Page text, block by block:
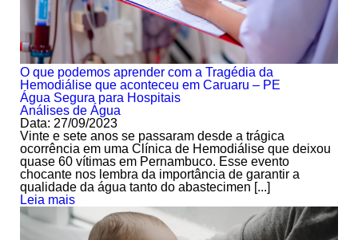
O que podemos aprender com a Tragédia da
Hemodiálise que aconteceu em Caruaru – PE
Água Segura para Hospitais
Análises de Água
Data: 27/09/2023
Vinte e sete anos se passaram desde a trágica
ocorrência em uma Clínica de Hemodiálise que deixou
quase 60 vítimas em Pernambuco. Esse evento
chocante nos lembra da importância de garantir a
qualidade da água tanto do abastecimen [...]
Leia mais